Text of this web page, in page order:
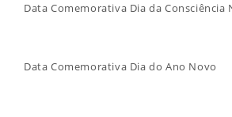
Data Comemorativa Dia da Consciência
Data Comemorativa Dia do Ano Novo